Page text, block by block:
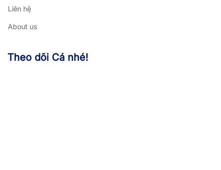
Liên hệ
About us
Theo dõi Cá nhé!